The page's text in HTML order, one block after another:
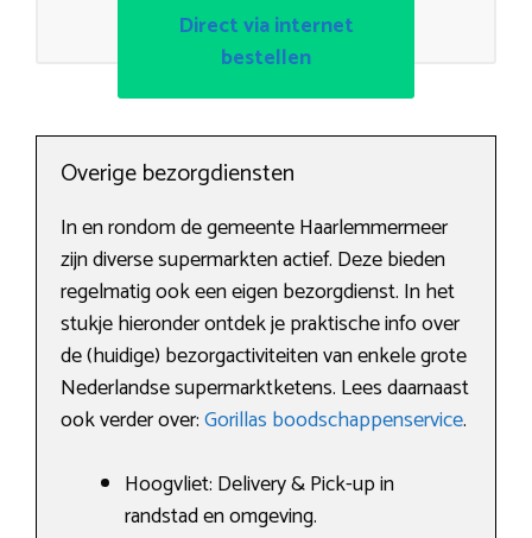
Direct via internet
bestellen
Overige bezorgdiensten
In en rondom de gemeente Haarlemmermeer
zijn diverse supermarkten actief. Deze bieden
regelmatig ook een eigen bezorgdienst. In het
stukje hieronder ontdek je praktische info over
de (huidige) bezorgactiviteiten van enkele grote
Nederlandse supermarktketens. Lees daarnaast
ook verder over:Gorillas boodschappenservice.
Hoogvliet: Delivery & Pick-up in
randstad en omgeving.